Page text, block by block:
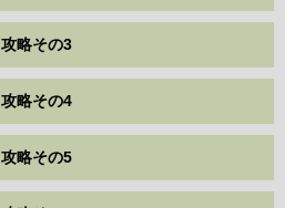
攻略その3
攻略その4
攻略その5